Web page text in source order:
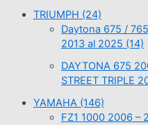
TRIUMPH (24)
Daytona 675 /
2013 al 2025 (14)
DAYTONA 675
STREET TRIPLE
YAMAHA (146)
FZ1 1000 2006 –